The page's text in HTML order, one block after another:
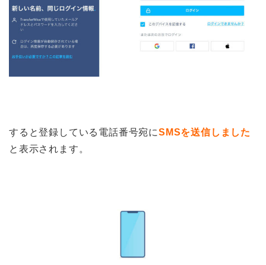
すると登録している電話番号宛にSMSを送信しました
と表示されます。